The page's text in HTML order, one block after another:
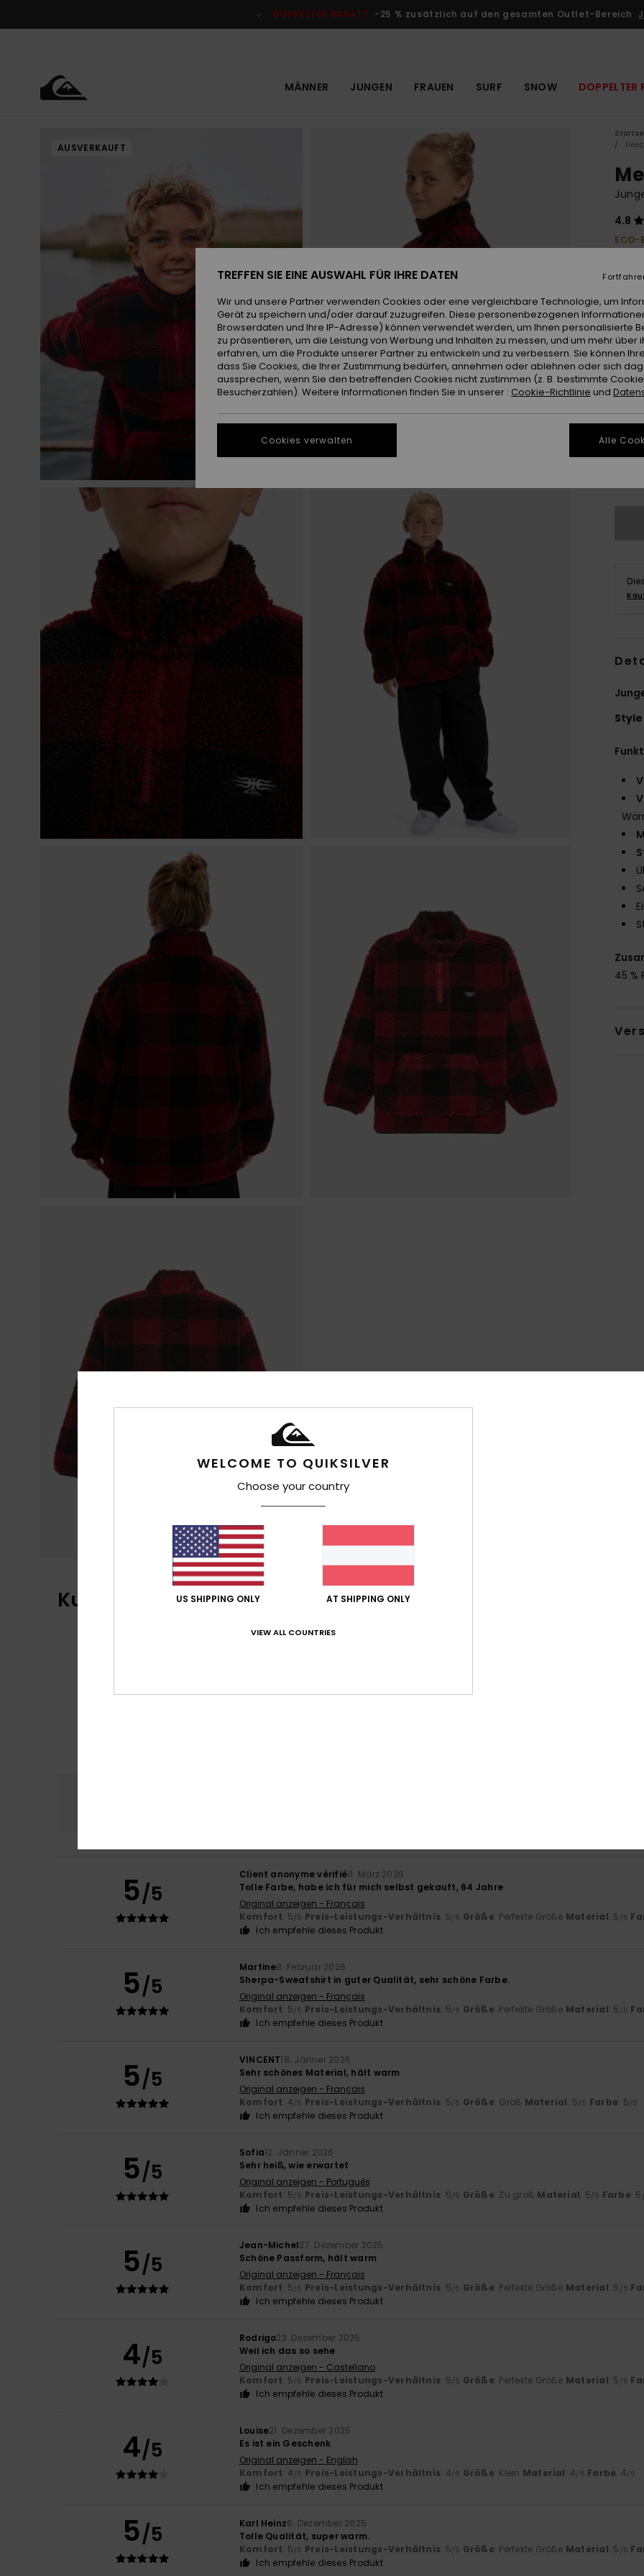
DOPPELTER RABATT -25 % zusätzlich auf den gesamten Outlet-Bereich
MÄNNER JUNGEN FRAUEN SURF SNOW DOPPELTER
AUSVERKAUFT
4.8
ECO-
Farbe
8
Style
45 %
Kundenbewertungen
4.8
5/5
Client anonyme vérifié11. März 2026
Tolle Farbe, habe ich für mich selbst gekauft, 64 Jahre
Original anzeigen - Français
Komfort: 5/5 Preis-Leistungs-Verhältnis: 5/5 Größe: Perfekte Größe Material: 5 /5
Ich empfehle dieses Produkt
5/5
Martine8. Februar 2026
Sherpa-Sweatshirt in guter Qualität, sehr schöne Farbe.
Original anzeigen - Français
Komfort: 5/5 Preis-Leistungs-Verhältnis: 5/5 Größe: Perfekte Größe Material: 5 /5
Ich empfehle dieses Produkt
5/5
VINCENT18. Jänner 2026
Sehr schönes Material, hält warm
Original anzeigen - Français
Komfort: 4/5 Preis-Leistungs-Verhältnis: 5/5 Größe: Groß Material: 5/5 Farbe: 5/5
Ich empfehle dieses Produkt
5/5
Sofia12. Jänner 2026
Sehr heiß, wie erwartet
Original anzeigen - Português
Komfort: 5/5 Preis-Leistungs-Verhältnis: 5/5 Größe: Zu groß Material: 5/5 Farbe: 5
Ich empfehle dieses Produkt
5/5
Jean-Michel27. Dezember 2025
Schöne Passform, hält warm
Original anzeigen - Français
Komfort: 5/5 Preis-Leistungs-Verhältnis: 5/5 Größe: Perfekte Größe Material: 5 /5
Ich empfehle dieses Produkt
4/5
Rodrigo23. Dezember 2025
Weil ich das so sehe
Original anzeigen - Castellano
Komfort: 5/5 Preis-Leistungs-Verhältnis: 5/5 Größe: Perfekte Größe Material: 5 /5
Ich empfehle dieses Produkt
4/5
Louise21. Dezember 2025
Es ist ein Geschenk
Original anzeigen - English
Komfort: 4/5 Preis-Leistungs-Verhältnis: 4/5 Größe: Klein Material: 4/5 Farbe: 4/5
Ich empfehle dieses Produkt
5/5 Karl Heinz6. Dezember 2025
Tolle Qualität, super warm.
Komfort: 5/5 Preis-Leistungs-Verhältnis: 5/5 Größe: Perfekte Größe Material: 5 /5
Ich empfehle dieses Produkt
WELCOME TO QUIKSILVER
Choose your country
US SHIPPING ONLY AT SHIPPING ONLY
VIEW ALL COUNTRIES
TREFFEN SIE EINE AUSWAHL FÜR IHRE DATEN
Wir und unsere Partner verwenden Cookies oder eine vergleichbare Technologie, um
Gerät zu speichern und/oder darauf zuzugreifen. Diese personenbezogenen
Browserdaten und Ihre IP-Adresse) können verwendet werden, um Ihnen personalisierte
zu präsentieren, um die Leistung von Werbung und Inhalten zu messen, und um mehr über
erfahren, um die Produkte unserer Partner zu entwickeln und zu verbessern. Sie können
dass Sie Cookies, die Ihrer Zustimmung bedürfen, annehmen oder ablehnen oder sich
aussprechen, wenn Sie den betreffenden Cookies nicht zustimmen (z. B. bestimmte
Besucherzahlen). Weitere Informationen finden Sie in unserer : Cookie-Richtlinie und
Cookies verwalten Alle